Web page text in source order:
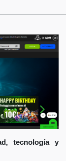
tecnología y